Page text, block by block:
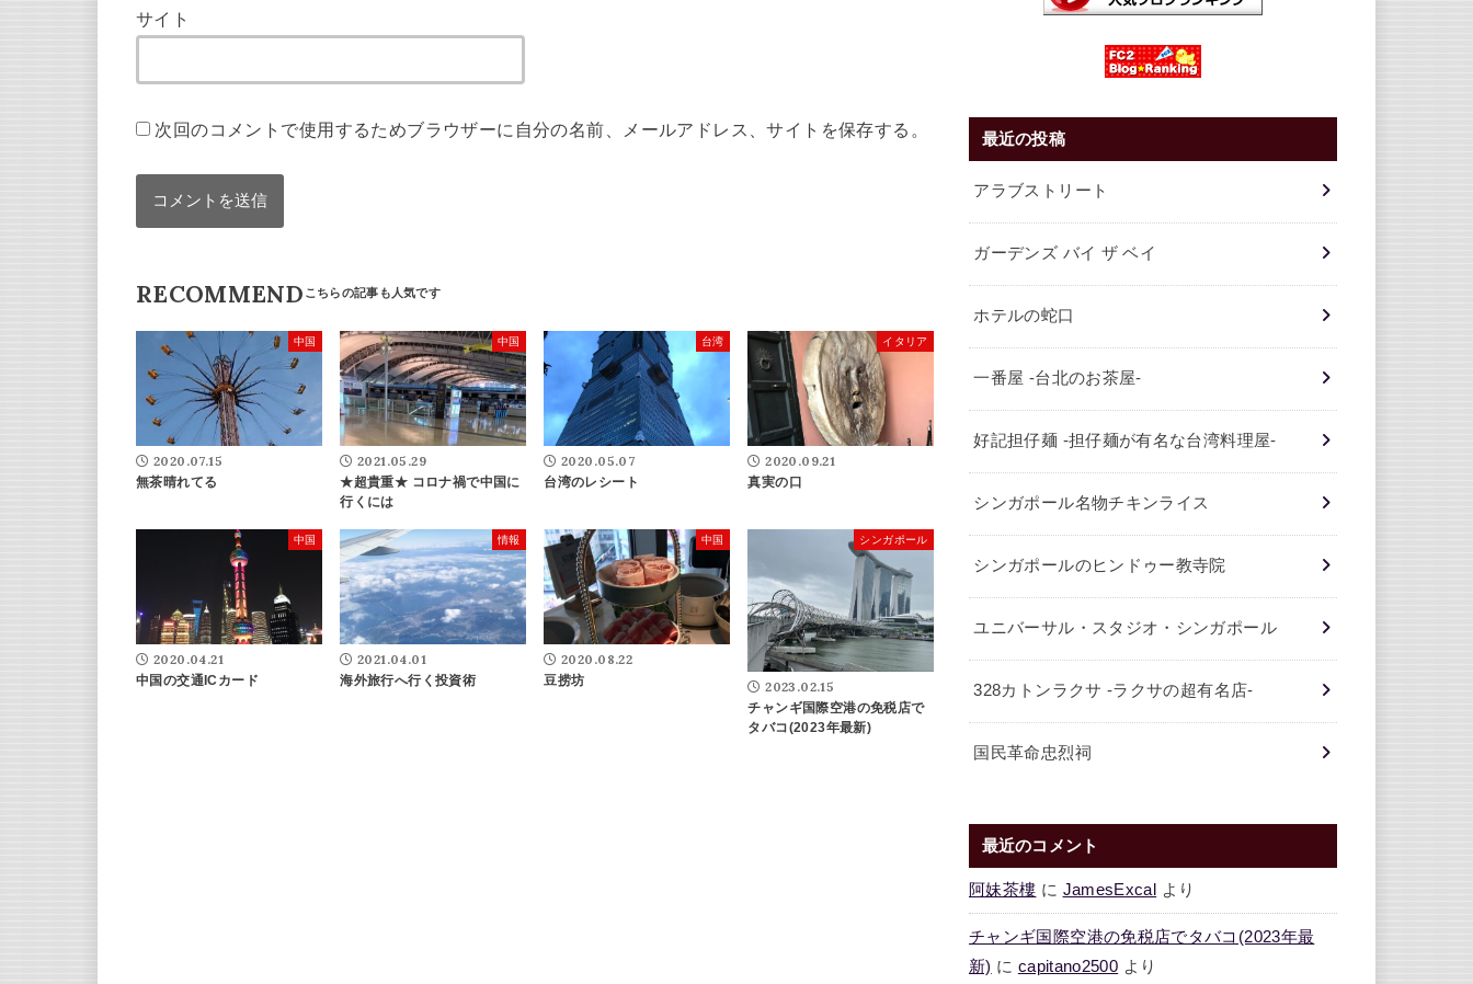
サイト
次回のコメントで使用するためブラウザーに自分の名前、メールアドレス、サイトを保存する。
RECOMMEND
中国
2020.07.15
無茶晴れてる
中国
2021.05.29
★超貴重★ コロナ禍で中国に
行くには
台湾
2020.05.07
台湾のレシート
イタリア
2020.09.21
真実の口
中国
2020.04.21
中国の交通ICカード
情報
2021.04.01
海外旅行へ行く投資術
中国
2020.08.22
豆捞坊
シンガポール
2023.02.15
チャンギ国際空港の免税店で
タバコ(2023年最新)
最近の投稿
アラブストリート
ガーデンズ バイ ザ ベイ
ホテルの蛇口
一番屋 -台北のお茶屋-
好記担仔麺 -担仔麺が有名な台湾料理屋-
シンガポール名物チキンライス
シンガポールのヒンドゥー教寺院
ユニバーサル・スタジオ・シンガポール
328カトンラクサ -ラクサの超有名店-
国民革命忠烈祠
最近のコメント
阿妹茶樓 に JamesExcal より
チャンギ国際空港の免税店でタバコ(2023年最
新) に capitano2500 より